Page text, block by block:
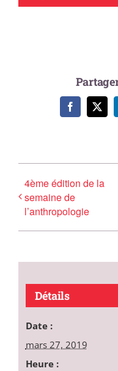
Facebook
X
4ème édition de la
semaine de
l’anthropologie
Détails
Date :
mars 27, 2019
Heure :